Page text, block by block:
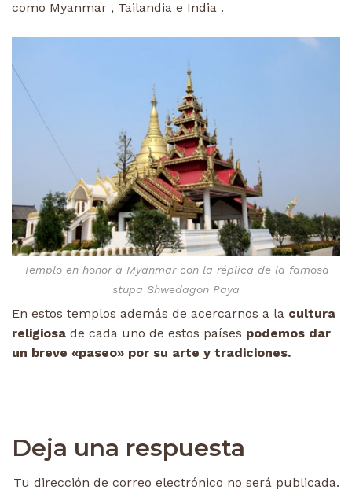
como Myanmar , Tailandia e India .
Templo en honor a Myanmar con la réplica de la famosa
stupa Shwedagon Paya
En estos templos además de acercarnos a la cultura
religiosa de cada uno de estos países podemos dar
un breve «paseo» por su arte y tradiciones.
Deja una respuesta
Tu dirección de correo electrónico no será publicada.